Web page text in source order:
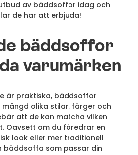
av bäddsoffor idag och
de har att erbjuda!
bäddsoffor
varumärken
är praktiska, bäddsoffor
mängd olika stilar, färger och
att de kan matcha vilken
Oavsett om du föredrar en
look eller mer traditionell
bäddsoffa som passar din